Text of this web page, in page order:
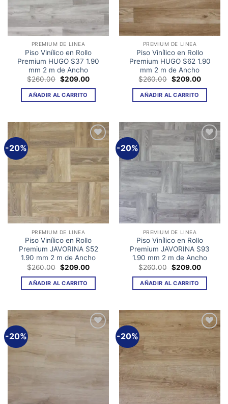
PREMIUM DE LINEA
Piso Vinílico en Rollo
Premium HUGO S37 1.90
mm 2 m de Ancho
$260.00 El
precio
original
era:
$209.00El
actual
AÑADIR AL CARRITO
PREMIUM DE LINEA
Piso Vinílico en Rollo
Premium HUGO S62 1.90
mm 2 m de Ancho
$260.00 El
precio
original
era:
$209.00El
actual
AÑADIR AL CARRITO
-20%
Añadir
a la
lista de
PREMIUM DE LINEA
Piso Vinílico en Rollo
Premium JAVORINA S52
1.90 mm 2 m de Ancho
$260.00 El
precio
original
era:
$209.00El
actual
AÑADIR AL CARRITO
-20%
Añadir
lista de
deseos
PREMIUM DE LINEA
Piso Vinílico en Rollo
Premium JAVORINA S93
1.90 mm 2 m de Ancho
$260.00 El
precio
original
era:
$209.00El
actual
AÑADIR AL CARRITO
-20% -20%
Añadir
lista de
deseos